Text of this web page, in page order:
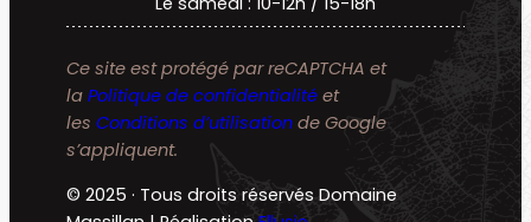
Ce site est protégé par reCAPTCHA et
la Politique de confidentialité et
les Conditions d’utilisation de Google
s’appliquent.
© 2025 · Tous droits réservés Domaine